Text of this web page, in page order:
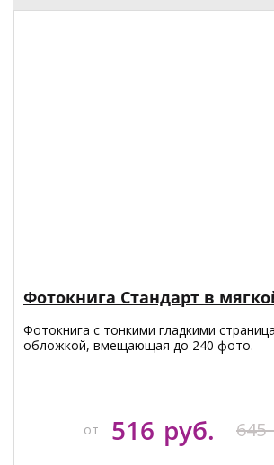
Фотокнига Стандарт в
Фотокнига с тонкими гладкими
обложкой, вмещающая до 240 фото.
от 516 руб. 645